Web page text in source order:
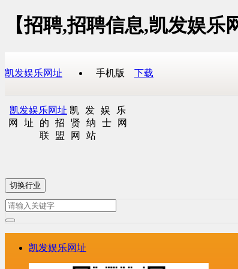
【招聘,招聘信息,凯发娱
凯发娱乐网址 手机版 下载
凯发娱乐网址 凯发娱乐
网址的招贤纳士网
联盟网站
切换行业
凯发娱乐网址